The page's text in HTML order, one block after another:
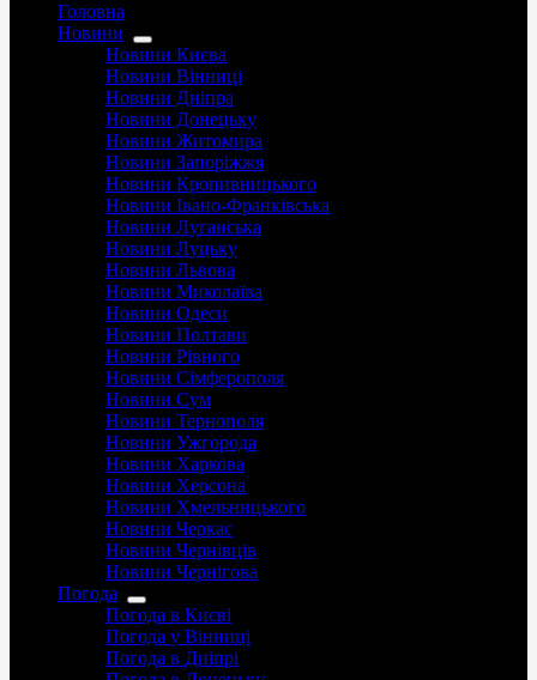
Головна
Новини
Новини Києва
Новини Вінниці
Новини Дніпра
Новини Донецьку
Новини Житомира
Новини Запоріжжя
Новини Кропивницького
Новини Івано-Франківська
Новини Луганська
Новини Луцьку
Новини Львова
Новини Миколаїва
Новини Одеси
Новини Полтави
Новини Рівного
Новини Сімферополя
Новини Сум
Новини Тернополя
Новини Ужгорода
Новини Харкова
Новини Херсона
Новини Хмельницького
Новини Черкас
Новини Чернівців
Новини Чернігова
Погода
Погода в Києві
Погода у Вінниці
Погода в Дніпрі